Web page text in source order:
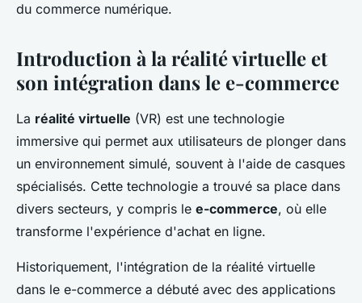
du commerce numérique.
Introduction à la réalité virtuelle et
son intégration dans le e-commerce
La réalité virtuelle (VR) est une technologie
immersive qui permet aux utilisateurs de plonger dans
un environnement simulé, souvent à l'aide de casques
spécialisés. Cette technologie a trouvé sa place dans
divers secteurs, y compris le e-commerce, où elle
transforme l'expérience d'achat en ligne.
Historiquement, l'intégration de la réalité virtuelle
dans le e-commerce a débuté avec des applications